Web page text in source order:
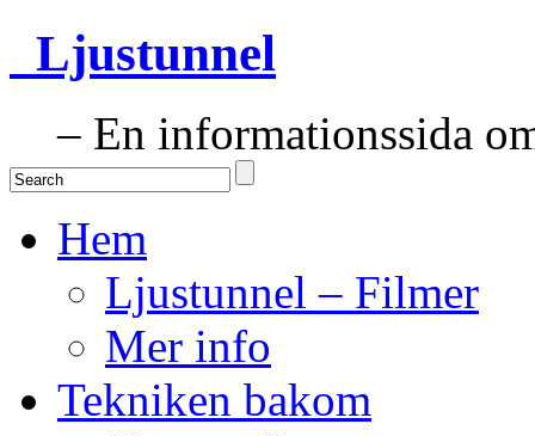
Ljustunnel
– En informationssida
Hem
Ljustunnel – Filmer
Mer info
Tekniken bakom